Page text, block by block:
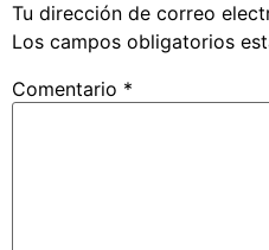
Tu dirección de correo
Los campos obligatorios
Comentario *